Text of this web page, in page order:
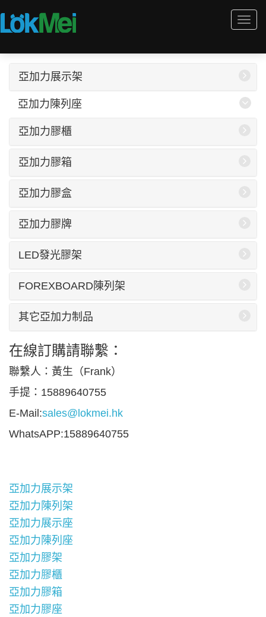
亞加力展示架
亞加力陳列座
亞加力膠櫃
亞加力膠箱
亞加力膠盒
亞加力膠牌
LED發光膠架
FOREXBOARD陳列架
其它亞加力制品
在線訂購請聯繫：
聯繫人：黃生（Frank）
手提：15889640755
E-Mail:sales@lokmei.hk
WhatsAPP:15889640755
亞加力展示架
亞加力陳列架
亞加力展示座
亞加力陳列座
亞加力膠架
亞加力膠櫃
亞加力膠箱
亞加力膠座